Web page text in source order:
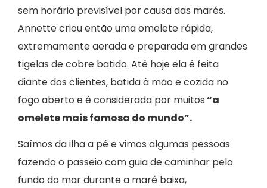
sem horário previsível por causa das marés.
Annette criou então uma omelete rápida,
extremamente aerada e preparada em grandes
tigelas de cobre batido. Até hoje ela é feita
diante dos clientes, batida à mão e cozida no
fogo aberto e é considerada por muitos“a
omelete mais famosa do mundo”.
Saímos da ilha a pé e vimos algumas pessoas
fazendo o passeio com guia de caminhar pelo
fundo do mar durante a maré baixa,